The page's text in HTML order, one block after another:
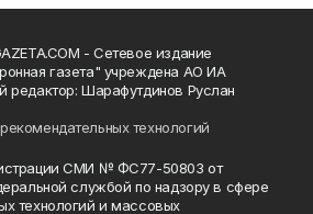
- Сетевое издание
газета" учреждена АО ИА
редактор: Шарафутдинов Руслан
технологий
СМИ № ФС77-50803 от
службой по надзору в сфере
технологий и массовых